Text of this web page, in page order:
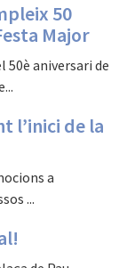
50
Major
50è aniversari de
l’inici de la
a
...